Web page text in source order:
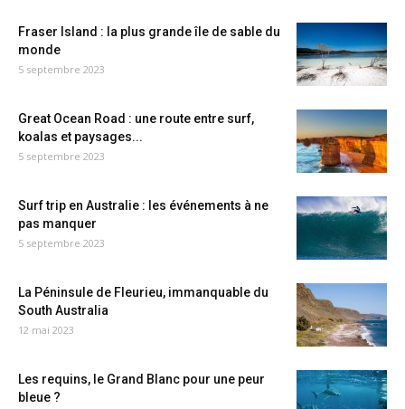
Fraser Island : la plus grande île de sable du
monde
5 septembre 2023
Great Ocean Road : une route entre surf,
koalas et paysages...
5 septembre 2023
Surf trip en Australie : les événements à ne
pas manquer
5 septembre 2023
La Péninsule de Fleurieu, immanquable du
South Australia
12 mai 2023
Les requins, le Grand Blanc pour une peur
bleue ?